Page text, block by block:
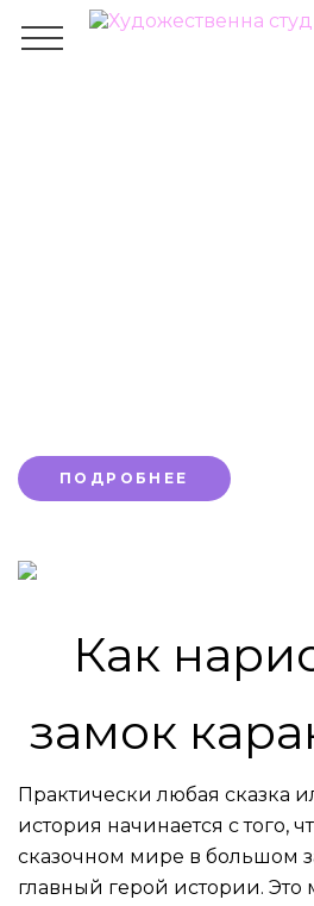
ПОДРОБНЕЕ
Как
замок
Практически любая сказка
история начинается с того,
сказочном мире в большом
главный герой истории. Это